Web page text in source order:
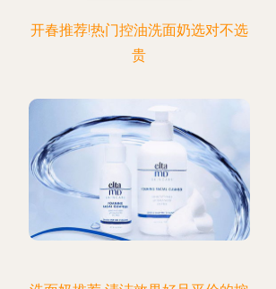
开春推荐!热门控油洗面奶选对不选
贵